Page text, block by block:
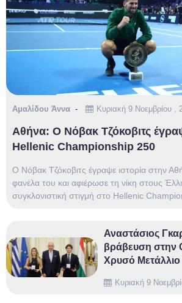
Αμαλίδου Άννα Κυριακή 9 Νοεμβρίου ,
Αθήνα: Ο Νόβακ Τζόκοβιτς
Hellenic Championship 250
Ο Νόβακ Τζόκοβιτς έγραψε ιστορία στην
φανέλα του και αφιέρωσε τη νίκη στους
συγκλονιστική στιγμή στο Hellenic
Κυριακή 9
Αναστάσιος
βράβευση στην
Χρυσό Μετάλλιο